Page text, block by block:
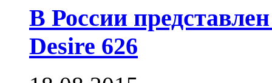
В России
Desire 626